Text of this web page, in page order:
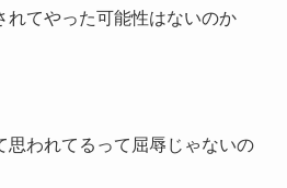
れてやった可能性はないのか
思われてるって屈辱じゃないの